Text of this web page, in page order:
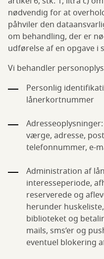
nødvendig for at
påhviler den
om behandling, der er
udførelse af en opgave i
Vi behandler
Personlig
lånerkortnummer
værge, adresse,
telefonnummer, e-
Administration af
interesseperiode,
reserverede og
herunder
biblioteket og
mails, sms’er og
eventuel blokering